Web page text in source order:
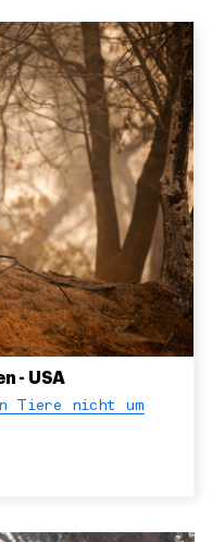
- USA
Tiere nicht um